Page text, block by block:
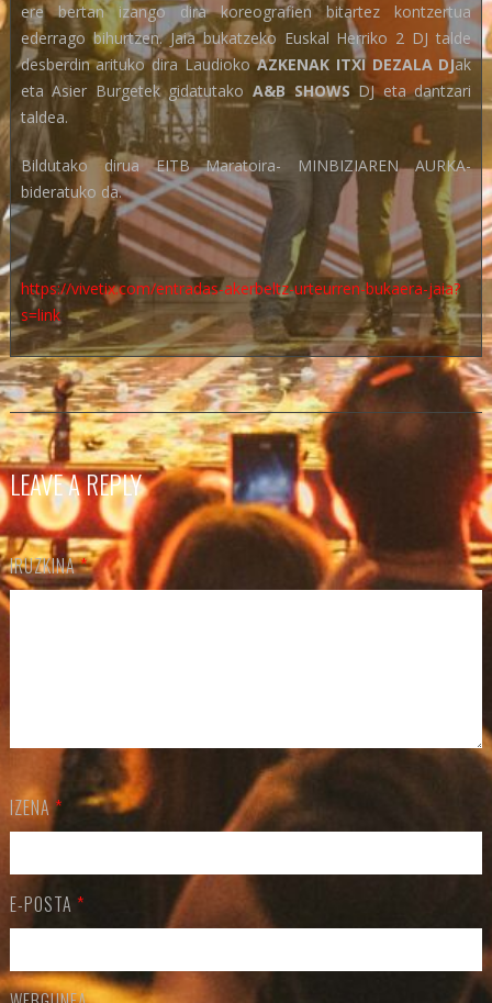
ere bertan izango dira koreografien bitartez kontzertua
ederrago bihurtzen. Jaia bukatzeko Euskal Herriko 2 DJ talde
desberdin arituko dira LaudiokoAZKENAK ITXI DEZALA DJak
eta Asier Burgetek gidatutako A&B SHOWS DJ eta dantzari
taldea.
Bildutako dirua EITB Maratoira- MINBIZIAREN AURKA-
bideratuko da.
https://vivetix.com/entradas-akerbeltz-urteurren-bukaera-jaia?
s=link
LEAVE A REPLY
IRUZKINA*
IZENA*
E-POSTA *